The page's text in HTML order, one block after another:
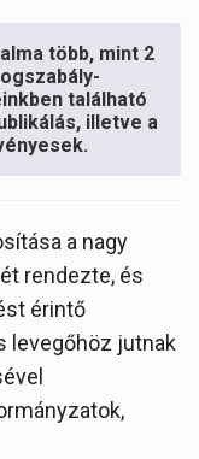
több, mint 2
található
illetve a
a nagy
rendezte, és
érintő
levegőhöz jutnak